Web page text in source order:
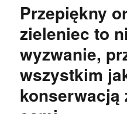
Przepiękny
zieleniec to
wyzwanie,
wszystkim
konserwacją